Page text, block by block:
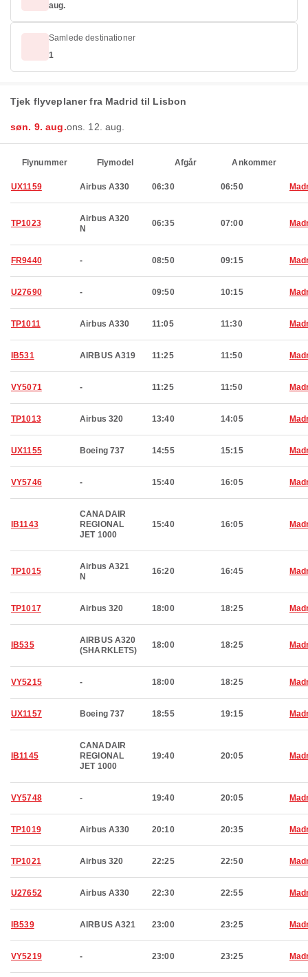
aug.
Samlede destinationer
1
Tjek flyveplaner fra Madrid til Lisbon
søn. 9. aug.ons. 12. aug.
Flynummer Flymodel Afgår Ankommer
UX1159 Airbus A330 06:30 06:50
TP1023
Airbus A320
N
06:35 07:00
FR9440 - 08:50 09:15
U27690 - 09:50 10:15
TP1011 Airbus A330 11:05 11:30
IB531 AIRBUS A319 11:25 11:50
VY5071 - 11:25 11:50
TP1013 Airbus 320 13:40 14:05
UX1155 Boeing 737 14:55 15:15
VY5746 - 15:40 16:05
IB1143
CANADAIR
REGIONAL
JET 1000
15:40 16:05
TP1015
Airbus A321
N
16:20 16:45
TP1017 Airbus 320 18:00 18:25
IB535
AIRBUS A320
(SHARKLETS)
18:00 18:25
VY5215 - 18:00 18:25
UX1157 Boeing 737 18:55 19:15
IB1145
CANADAIR
REGIONAL
JET 1000
19:40 20:05
VY5748 - 19:40 20:05
TP1019 Airbus A330 20:10 20:35
TP1021 Airbus 320 22:25 22:50
U27652 Airbus A330 22:30 22:55
IB539 AIRBUS A321 23:00 23:25
VY5219 - 23:00 23:25